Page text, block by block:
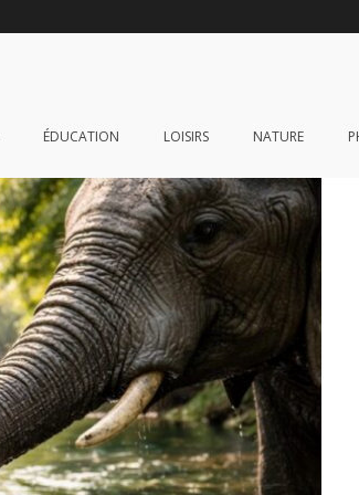
ÉDUCATION LOISIRS NATURE